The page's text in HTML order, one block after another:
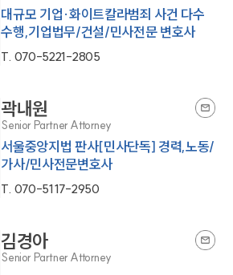
대규모 기업·화이트칼라범죄 사건 다수
수행,기업법무/건설/민사전문 변호사
T. 070-5221-2805
곽내원
Senior Partner Attorney
서울중앙지법 판사[민사단독] 경력,노동/
가사/민사전문변호사
T. 070-5117-2950
김경아
Senior Partner Attorney